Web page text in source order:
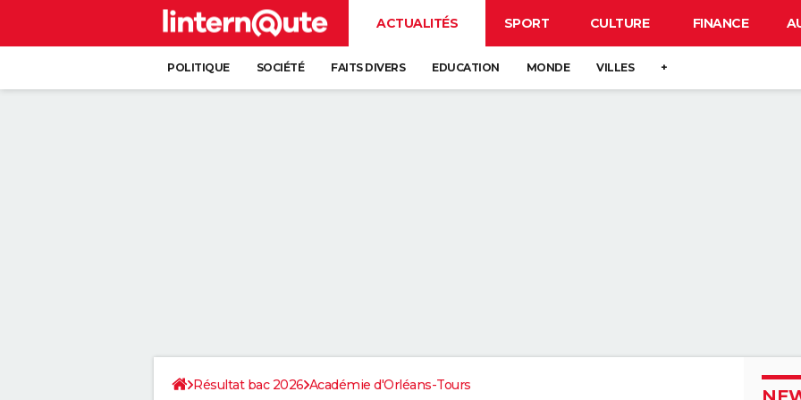
ACTUALITÉS SPORT CULTURE FINANCE
POLITIQUE SOCIÉTÉ FAITS DIVERS EDUCATION MONDE VILLES +
Résultat bac 2026 Académie d'Orléans-Tours